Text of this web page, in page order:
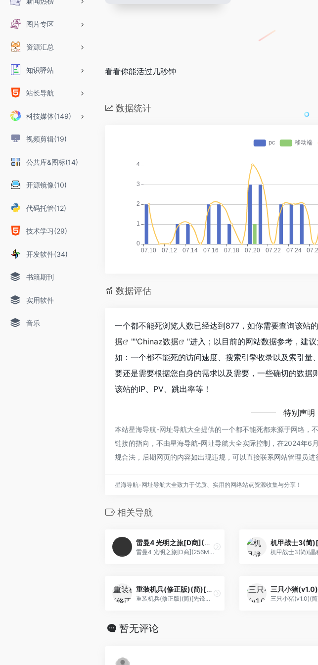
图片专区
资源汇总
知识驿站
站长导航
科技媒体(149)
视频剪辑(19)
公共库&图标(14)
开源镜像(10)
代码托管(12)
技术学习(29)
开发软件(34)
书籍期刊
实用软件
音乐
看看你能活过几秒钟
数据统计
数据评估
一个都不能死浏览人数已经达到877，如你需要查询该站
据
""Chinaz数据
"进入；以目前的网站数据参考，建
如：一个都不能死的访问速度、搜索引擎收录以及索引量
要还是需要根据您自身的需求以及需要，一些确切的数据
该站的IP、PV、跳出率等！
特别声明
本站星海导航-网址导航大全提供的一个都不能死都来源于网络，
链接的指向，不由星海导航-网址导航大全实际控制，在2024年6
规合法，后期网页的内容如出现违规，可以直接联系网站管理员
星海导航-网址导航大全致力于优质、实用的网络站点资源收集与分享！
相关导航
雷曼4 光明之旅[D商](256Mb)
雷曼4 光明之旅[D商](256Mb)
重装机兵(修正版)(简)[先锋卡通+leesoft](JP)[RPG](6Mb)
重装机兵(修正版)(简)[先锋卡通+leesoft](JP)[RPG](6Mb)
暂无评论